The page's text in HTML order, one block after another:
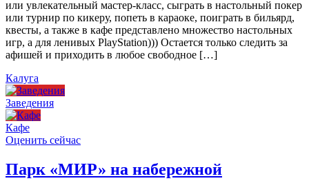
или увлекательный мастер-класс, сыграть в настольный покер
или турнир по кикеру, попеть в караоке, поиграть в бильярд,
квесты, а также в кафе представлено множество настольных
игр, а для ленивых PlayStation))) Остается только следить за
афишей и приходить в любое свободное […]
Калуга
Заведения
Кафе
Оценить сейчас
Парк «МИР» на набережной